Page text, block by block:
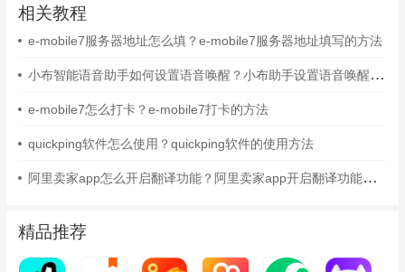
相关教程
e-mobile7服务器地址怎么填？e-mobile7服务器地址填写的方法
小布智能语音助手如何设置语音唤醒？小布助手设置语音唤醒的方法
e-mobile7怎么打卡？e-mobile7打卡的方法
quickping软件怎么使用？quickping软件的使用方法
阿里卖家app怎么开启翻译功能？阿里卖家app开启翻译功能的方法
精品推荐